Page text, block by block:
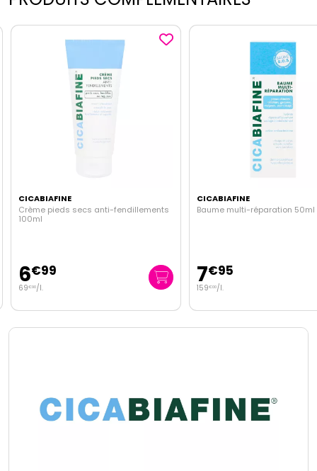
CICABIAFINE
Crème pieds secs anti-fendillements
100ml
6€99
69€90/l.
CICABIAFINE
Baume multi-réparation 50ml
7€95
159€00/l.